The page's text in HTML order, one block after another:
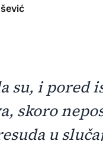
su, i pored
skoro
u